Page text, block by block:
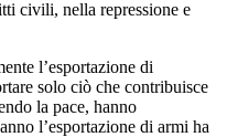
civili, nella repressione e
l’esportazione di
solo ciò che contribuisce
la pace, hanno
l’esportazione di armi ha